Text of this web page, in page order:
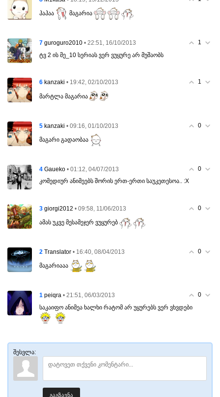
ჰაჰაა მაგარია
1
7 guroguro2010 • 22:51, 16/10/2013
ტვ 2 ის მე_10 სერიას ვერ ვუყურე არ მუშაობს
1
6 kanzaki • 19:42, 02/10/2013
მარტლა მაგარია
0
5 kanzaki • 09:16, 01/10/2013
მაგარი გადაობაა
0
4 Gaueko • 01:12, 04/07/2013
კომედიურ ანიმეებს შორის ერთ-ერთი საუკეთესოა.. :X
0
3 giorgi2012 • 09:58, 11/06/2013
ამას უკვე მესამეჯერ ვუყურებ
0
2 Translator • 16:40, 08/04/2013
მაგარიააა
0
1 peiqra • 21:51, 06/03/2013
საკაიფო ანიმეა ხალხი რატომ არ უყურებს ვერ ვხვდები
შესვლა:
გაგზავნა